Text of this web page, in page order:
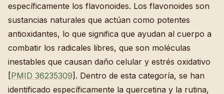
específicamente los flavonoides. Los flavonoides son
sustancias naturales que actúan como potentes
antioxidantes, lo que significa que ayudan al cuerpo a
combatir los radicales libres, que son moléculas
inestables que causan daño celular y estrés oxidativo
[PMID 36235309]. Dentro de esta categoría, se han
identificado específicamente la quercetina y la rutina,